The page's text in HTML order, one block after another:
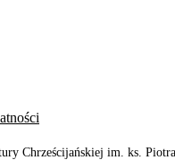
Chrześcijańskiej im. ks.